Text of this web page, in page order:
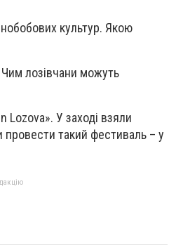
культур. Якою
Чим лозівчани можуть
Lozova». У заході взяли
провести такий фестиваль – у